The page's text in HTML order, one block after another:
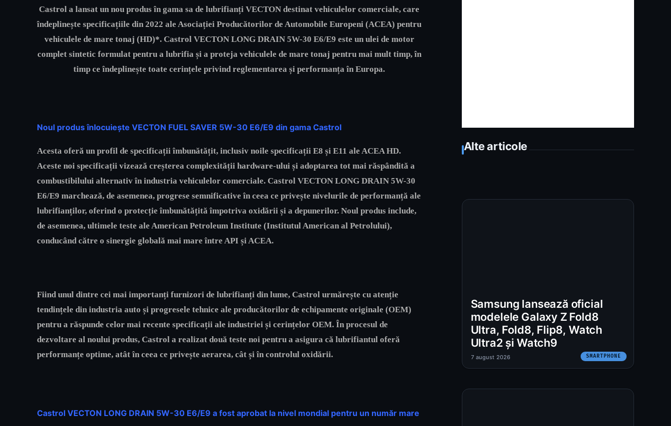
Castrol a lansat un nou produs în gama sa de lubrifianți VECTON destinat vehiculelor comerciale, care
îndeplinește specificațiile din 2022 ale Asociației Producătorilor de Automobile Europeni (ACEA) pentru
vehiculele de mare tonaj (HD)*. Castrol VECTON LONG DRAIN 5W-30 E6/E9 este un ulei de motor
complet sintetic formulat pentru a lubrifia și a proteja vehiculele de mare tonaj pentru mai mult timp, în
timp ce îndeplinește toate cerințele privind reglementarea și performanța în Europa.
Noul produs înlocuiește VECTON FUEL SAVER 5W-30 E6/E9 din gama Castrol
Acesta oferă un profil de specificații îmbunătățit, inclusiv noile specificații E8 și E11 ale ACEA HD.
Aceste noi specificații vizează creșterea complexității hardware-ului și adoptarea tot mai răspândită a
combustibilului alternativ în industria vehiculelor comerciale. Castrol VECTON LONG DRAIN 5W-30
E6/E9 marchează, de asemenea, progrese semnificative în ceea ce privește nivelurile de performanță ale
lubrifianților, oferind o protecție îmbunătățită împotriva oxidării și a depunerilor. Noul produs include,
de asemenea, ultimele teste ale American Petroleum Institute (Institutul American al Petrolului),
conducând către o sinergie globală mai mare între API și ACEA.
Fiind unul dintre cei mai importanți furnizori de lubrifianți din lume, Castrol urmărește cu atenție
tendințele din industria auto și progresele tehnice ale producătorilor de echipamente originale (OEM)
pentru a răspunde celor mai recente specificații ale industriei și cerințelor OEM. În procesul de
dezvoltare al noului produs, Castrol a realizat două teste noi pentru a asigura că lubrifiantul oferă
performanțe optime, atât în ceea ce privește aerarea, cât și în controlul oxidării.
Castrol VECTON LONG DRAIN 5W-30 E6/E9 a fost aprobat la nivel mondial pentru un număr mare
Alte articole
Samsung lansează oficial
modelele Galaxy Z Fold8
Ultra, Fold8, Flip8, Watch
Ultra2 și Watch9
SMARTPHONE
7 august 2026